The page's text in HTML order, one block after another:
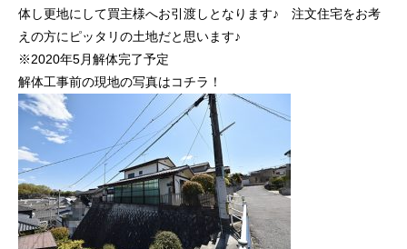
体し更地にして買主様へお引渡しとなります♪ 注文住宅をお考
えの方にピッタリの土地だと思います♪
※2020年5月解体完了予定
解体工事前の現地の写真はコチラ！